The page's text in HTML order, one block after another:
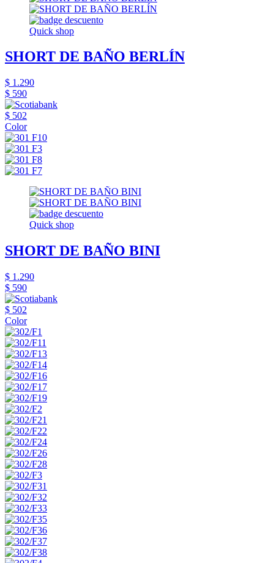
Quick shop
SHORT DE BAÑO BERLÍN
$ 1.290
$ 590
$ 502
Color
Quick shop
SHORT DE BAÑO BINI
$ 1.290
$ 590
$ 502
Color